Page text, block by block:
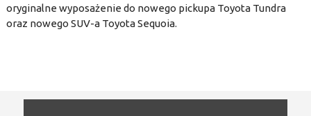
oryginalne wyposażenie do nowego pickupa Toyota Tundra
oraz nowego SUV-a Toyota Sequoia.